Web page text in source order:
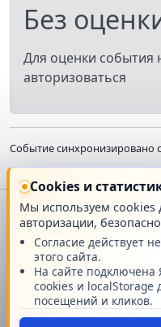
Без
Для оценки события
авторизоваться
Событие синхронизировано
Главная О
Техподдержка
Поддержать проект
Cookies и
Мы используем cookies
авторизации,
Согласие действует
этого сайта.
На сайте подключена
cookies и localStorage
посещений и кликов.